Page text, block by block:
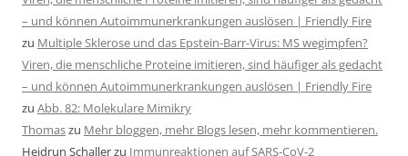
– und können Autoimmunerkrankungen auslösen | Friendly Fire
zu Multiple Sklerose und das Epstein-Barr-Virus: MS wegimpfen?
Viren, die menschliche Proteine imitieren, sind häufiger als gedacht
– und können Autoimmunerkrankungen auslösen | Friendly Fire
zu Abb. 82: Molekulare Mimikry
Thomaszu Mehr bloggen, mehr Blogs lesen, mehr kommentieren.
Heidrun Schallerzu Immunreaktionen auf SARS-CoV-2